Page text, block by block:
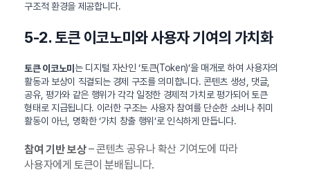
구조적 환경을 제공합니다.
5-2. 토큰 이코노미와 사용자 기여의 가치화
토큰 이코노미 는 디지털 자산인 ‘토큰(Token)’을 매개로 하여 사용자의
활동과 보상이 직결되는 경제 구조를 의미합니다. 콘텐츠 생성, 댓글,
공유, 평가와 같은 행위가 각각 일정한 경제적 가치로 평가되어 토큰
형태로 지급됩니다. 이러한 구조는 사용자 참여를 단순한 소비나 취미
활동이 아닌, 명확한 ‘가치 창출 행위’로 인식하게 만듭니다.
참여 기반 보상– 콘텐츠 공유나 확산 기여도에 따라
사용자에게 토큰이 분배됩니다.